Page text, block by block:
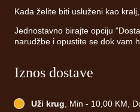
Kada želite biti usluženi kao
Jednostavno birajte opciju
narudžbe i opustite se dok vam
Iznos dostave
Uži krug, Min - 10,00 KM,